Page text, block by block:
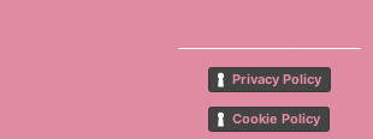
Privacy Policy
Cookie Policy